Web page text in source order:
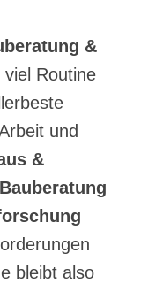
&
Routine
und
&
bleibt also